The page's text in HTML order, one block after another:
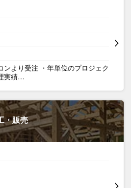
ンより受注 ・年単位のプロジェク
実績…
・販売